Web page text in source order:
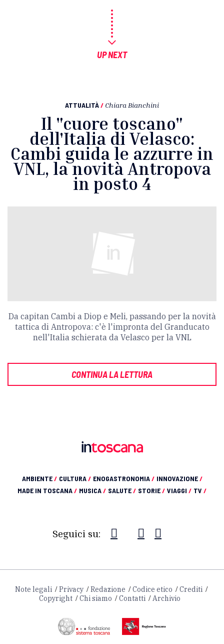
UP NEXT
ATTUALITÀ/ Chiara Bianchini
Il "cuore toscano"
dell'Italia di Velasco:
Cambi guida le azzurre in
VNL, la novità Antropova
in posto 4
Da capitan Cambi a Diop e Meli, passando per la novità
tattica di Antropova: c'è l'impronta del Granducato
nell'Italia schierata da Velasco per la VNL
CONTINUA LA LETTURA
AMBIENTE/ CULTURA/ ENOGASTRONOMIA/ INNOVAZIONE/
MADE IN TOSCANA/ MUSICA/ SALUTE/ STORIE/ VIAGGI / TV /
Seguici su:
Note legali Privacy Redazione Codice etico
Crediti
Copyright
Chi siamo Contatti Archivio